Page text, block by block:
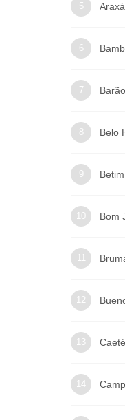
Araxá
Belo
Betim
Bom
Caeté